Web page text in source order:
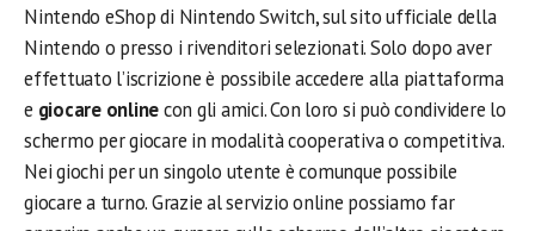
Nintendo eShop di Nintendo Switch, sul sito ufficiale della
Nintendo o presso i rivenditori selezionati. Solo dopo aver
effettuato l’iscrizione è possibile accedere alla piattaforma
e giocare onlinecon gli amici. Con loro si può condividere lo
schermo per giocare in modalità cooperativa o competitiva.
Nei giochi per un singolo utente è comunque possibile
giocare a turno. Grazie al servizio online possiamo far